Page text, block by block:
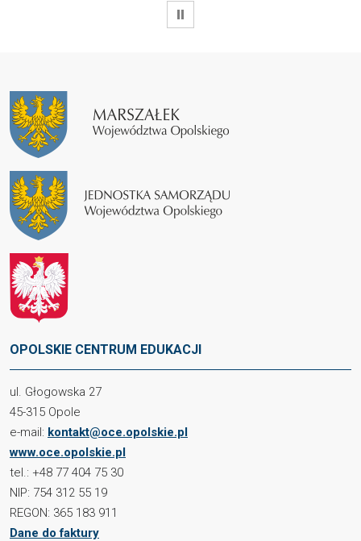
WSTRZYMAJ
OPOLSKIE CENTRUM EDUKACJI
ul. Głogowska 27
45-315 Opole
e-mail: kontakt@oce.opolskie.pl
www.oce.opolskie.pl
tel.: +48 77 404 75 30
NIP: 754 312 55 19
REGON: 365 183 911
Dane do faktury